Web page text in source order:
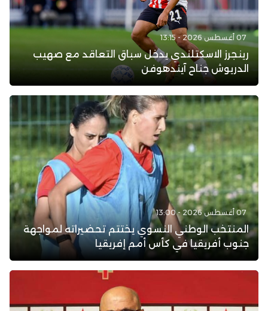
07 أغسطس 2026 - 13:15
رينجرز الاسكتلندي يدخل سباق التعاقد مع صهيب
الدريوش جناح آيندهوفن
07 أغسطس 2026 - 13:00
المنتخب الوطني النسوي يختتم تحضيراته لمواجهة
جنوب أفريقيا في كأس أمم إفريقيا